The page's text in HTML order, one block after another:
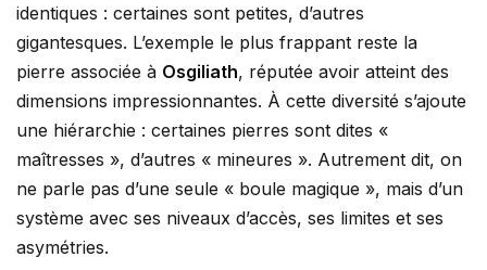
identiques : certaines sont petites, d’autres
gigantesques. L’exemple le plus frappant reste la
pierre associée à Osgiliath, réputée avoir atteint des
dimensions impressionnantes. À cette diversité s’ajoute
une hiérarchie : certaines pierres sont dites «
maîtresses », d’autres « mineures ». Autrement dit, on
ne parle pas d’une seule « boule magique », mais d’un
système avec ses niveaux d’accès, ses limites et ses
asymétries.